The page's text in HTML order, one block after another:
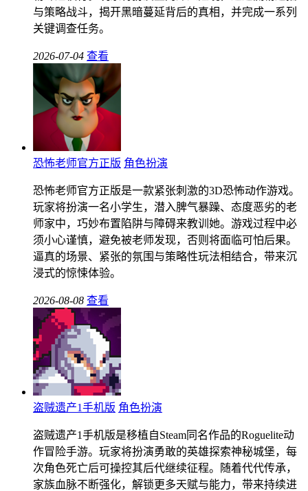
与策略战斗，揭开黑暗蔓延背后的真相，并完成一系列
关键调查任务。
2026-07-04 查看
恐怖老师官方正版 角色扮演
恐怖老师官方正版是一款紧张刺激的3D恐怖动作游戏。
玩家将扮演一名小学生，潜入脾气暴躁、态度恶劣的老
师家中，巧妙布置陷阱与障碍来教训她。游戏过程中必
须小心谨慎，避免被老师发现，否则将面临可怕后果。
逼真的场景、紧张的氛围与策略性玩法相结合，带来沉
浸式的惊悚体验。
2026-08-08 查看
盗贼遗产1手机版 角色扮演
盗贼遗产1手机版是移植自Steam同名作品的Roguelite动
作冒险手游。玩家将扮演勇敢的英雄探索神秘城堡，每
次角色死亡后可操控其后代继续征程。随着代代传承，
家族血脉不断强化，解锁更多天赋与能力，带来持续进